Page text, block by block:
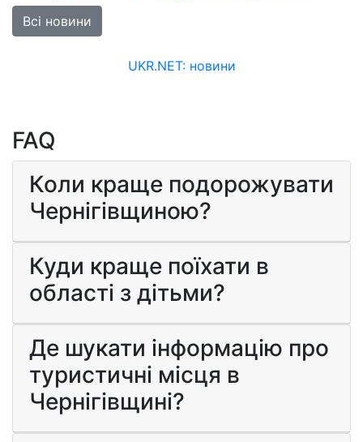
Всі новини
UKR.NET: новини
FAQ
Коли краще подорожувати
Чернігівщиною?
Куди краще поїхати в
області з дітьми?
Де шукати інформацію про
туристичні місця в
Чернігівщині?